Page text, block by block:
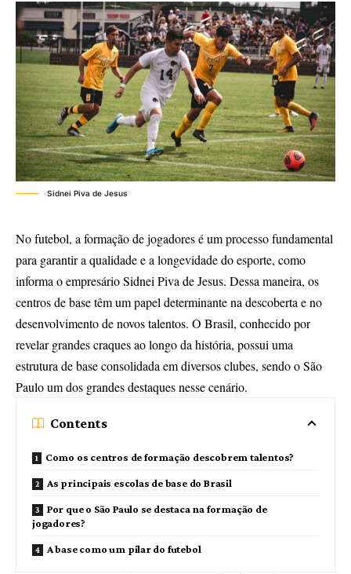
Sidnei Piva de Jesus
No futebol, a formação de jogadores é um processo fundamental
para garantir a qualidade e a longevidade do esporte, como
informa o empresário Sidnei Piva de Jesus. Dessa maneira, os
centros de base têm um papel determinante na descoberta e no
desenvolvimento de novos talentos. O Brasil, conhecido por
revelar grandes craques ao longo da história, possui uma
estrutura de base consolidada em diversos clubes, sendo o São
Paulo um dos grandes destaques nesse cenário.
Contents
Como os centros de formação descobrem talentos?
As principais escolas de base do Brasil
Por que o São Paulo se destaca na formação de
jogadores?
A base como um pilar do futebol